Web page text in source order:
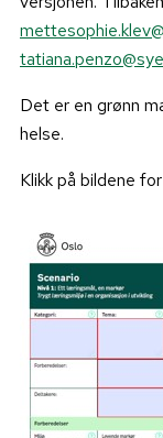
Det er en grønn
helse.
Klikk på bildene